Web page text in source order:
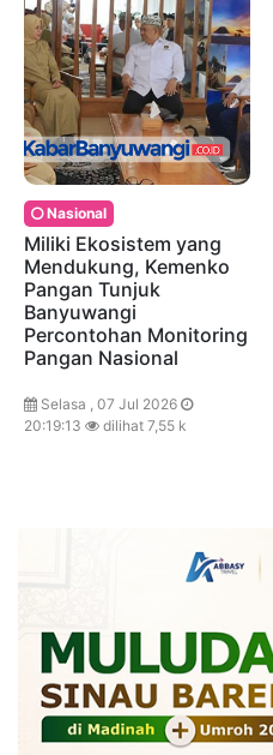
Nasional
Miliki Ekosistem yang
Mendukung, Kemenko
Pangan Tunjuk
Banyuwangi
Percontohan Monitoring
Pangan Nasional
Selasa , 07 Jul 2026
20:19:13
dilihat 7,55 k